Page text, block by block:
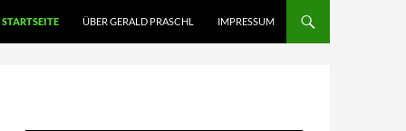
STARTSEITE ÜBER GERALD PRASCHL IMPRESSUM